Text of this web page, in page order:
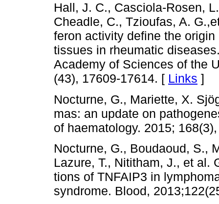
Hall, J. C., Casciola-Rosen,
Cheadle, C., Tzioufas, A.
feron activity define the
tissues in rheumatic
Academy of Sciences of the
(43), 17609-17614. [ Links ]
Nocturne, G., Mariette, X.
mas: an update on
of haematology. 2015;
Nocturne, G., Boudaoud, S.,
Lazure, T., Nititham, J., et al.
tions of TNFAIP3 in
syndrome. Blood,